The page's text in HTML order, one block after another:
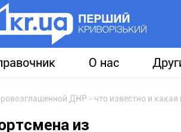
О нас
ДНР - что известно и какая
из